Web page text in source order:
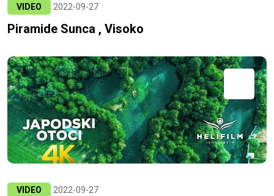
VIDEO 2022-09-27
Piramide Sunca , Visoko
VIDEO 2022-09-27